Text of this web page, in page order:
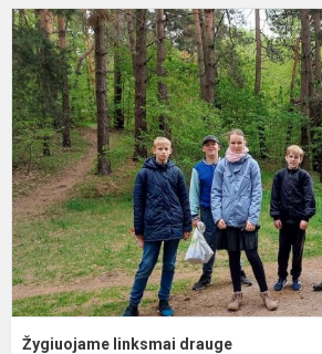
Žygiuojame linksmai drauge